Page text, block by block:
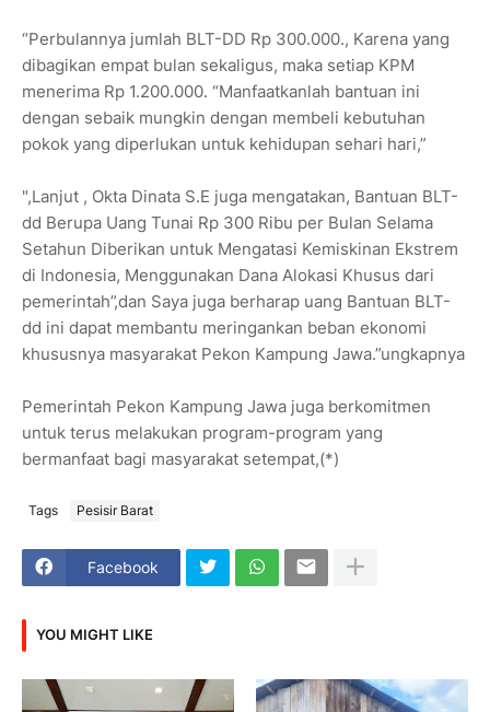
“Perbulannya jumlah BLT-DD Rp 300.000., Karena yang
dibagikan empat bulan sekaligus, maka setiap KPM
menerima Rp 1.200.000. “Manfaatkanlah bantuan ini
dengan sebaik mungkin dengan membeli kebutuhan
pokok yang diperlukan untuk kehidupan sehari hari,”
",Lanjut , Okta Dinata S.E juga mengatakan, Bantuan BLT-
dd Berupa Uang Tunai Rp 300 Ribu per Bulan Selama
Setahun Diberikan untuk Mengatasi Kemiskinan Ekstrem
di Indonesia, Menggunakan Dana Alokasi Khusus dari
pemerintah”,dan Saya juga berharap uang Bantuan BLT-
dd ini dapat membantu meringankan beban ekonomi
khususnya masyarakat Pekon Kampung Jawa.”ungkapnya
Pemerintah Pekon Kampung Jawa juga berkomitmen
untuk terus melakukan program-program yang
bermanfaat bagi masyarakat setempat,(*)
Tags Pesisir Barat
Facebook
YOU MIGHT LIKE